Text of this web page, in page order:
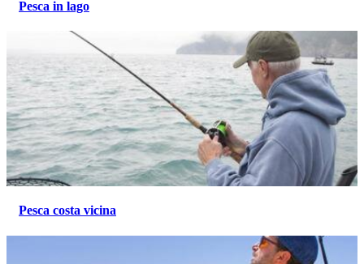
Pesca in lago
Pesca costa vicina